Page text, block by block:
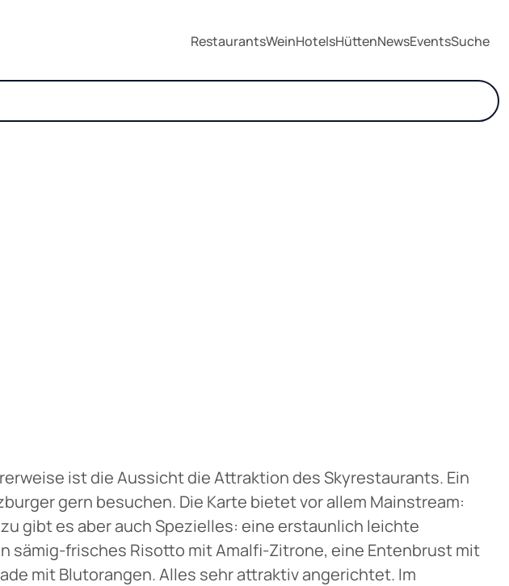
RestaurantsWeinHotelsHüttenNewsEventsSuche
ist die Aussicht die Attraktion des Skyrestaurants. Ein
gern besuchen. Die Karte bietet vor allem Mainstream:
gibt es aber auch Spezielles: eine erstaunlich leichte
sämig-frisches Risotto mit Amalfi-Zitrone, eine Entenbrust mit
mit Blutorangen. Alles sehr attraktiv angerichtet. Im